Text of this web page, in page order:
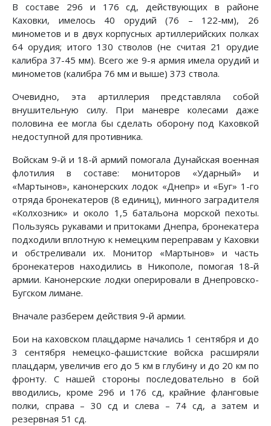
В составе 296 и 176 сд, действующих в районе
Каховки, имелось 40 орудий (76 – 122-мм), 26
минометов и в двух кор­пусных артиллерийских полках
64 орудия; итого 130 стволов (не считая 21 орудие
калибра 37-45 мм). Всего же 9-я ар­мия имела орудий и
минометов (калибра 76 мм и выше) 373 ствола.
Очевидно, эта артиллерия представляла собой
внушитель­ную силу. При маневре колесами даже
половина ее могла бы сделать оборону под Каховкой
недоступной для против­ника.
Войскам 9-й и 18-й армий помогала Дунайская военная
флотилия в составе: мониторов «Ударный» и
«Мартынов», ка­нонерских лодок «Днепр» и «Буг» 1-го
отряда бронекатеров (8 единиц), минного заградителя
«Колхозник» и около 1,5 батальона морской пехоты.
Пользуясь рукавами и прито­ками Днепра, бронекатера
подходили вплотную к немецким переправам у Каховки
и обстреливали их. Монитор «Марты­нов» и часть
бронекатеров находились в Никополе, помогая 18-й
армии. Канонерские лодки оперировали в Днепровско-
Бугском лимане.
Вначале разберем действия 9-й армии.
Бои на каховском плацдарме начались 1 сентября и до
3 сентября немецко-фашистские войска расширяли
плацдарм, увеличив его до 5 км в глубину и до 20 км по
фронту. С на­шей стороны последовательно в бой
вводились, кроме 296 и 176 сд, крайние фланговые
полки, справа – 30 сд и слева – 74 сд, а затем и
резервная 51 сд.